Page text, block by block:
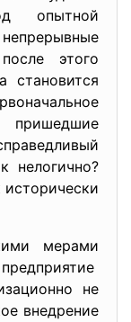
опытной
этого
становится
пришедшие
нелогично?
мерами
не
внедрение